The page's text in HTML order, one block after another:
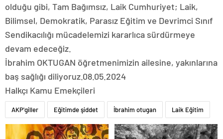
olduğu gibi, Tam Bağımsız, Laik Cumhuriyet; Laik,
Bilimsel, Demokratik, Parasız Eğitim ve Devrimci Sınıf
Sendikacılığı mücadelemizi kararlıca sürdürmeye
devam edeceğiz.
İbrahim OKTUGAN öğretmenimizin ailesine, yakınlarına
baş sağlığı diliyoruz.08.05.2024
Halkçı Kamu Emekçileri
AKP'giller Eğitimde şiddet İbrahim otugan Laik Eğitim